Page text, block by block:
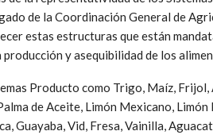
de la Coordinación General de
estas estructuras que están
y asequibilidad de los
Producto como Trigo, Maíz,
de Aceite, Limón Mexicano,
Guayaba, Vid, Fresa, Vainilla,